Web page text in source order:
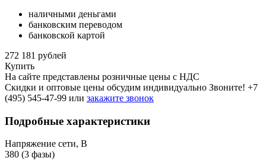
наличными деньгами
банковским переводом
банковской картой
272 181 рублей
Купить
На сайте представлены розничные цены с НДС
Скидки и оптовые цены обсудим индивидуально Звоните! +7
(495) 545-47-99 или закажите звонок
Подробные характеристики
Напряжение сети, В
380 (3 фазы)